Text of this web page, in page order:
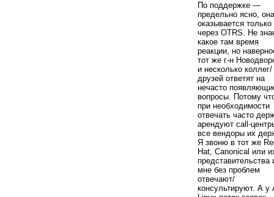
По поддержке —
предельно ясно, она
оказывается только
через OTRS. Не
какое там время
реакции, но
тот же г-н
и несколько коллег/
друзей ответят на
нечасто
вопросы. Потому
при необходимости
отвечать часто
арендуют call-
все вендоры их
Я звоню в тот же
Hat, Canonical или
представительства
мне без проблем
отвечают/
консультируют. А у